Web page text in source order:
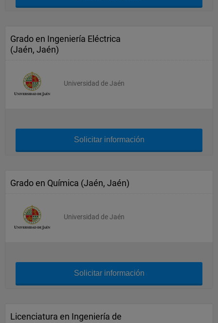
Grado en Ingeniería Eléctrica
(Jaén, Jaén)
Universidad de Jaén
Solicitar información
Grado en Química (Jaén, Jaén)
Universidad de Jaén
Solicitar información
Licenciatura en Ingeniería de